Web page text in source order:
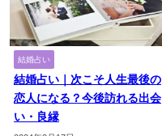
結婚占い
結婚占い｜次こそ人生最後の
恋人になる？今後訪れる出会
い・良縁